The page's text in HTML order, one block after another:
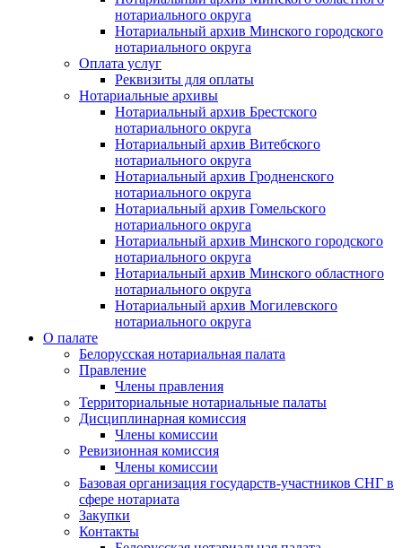
нотариального округа
Нотариальный архив Минского городского
нотариального округа
Оплата услуг
Реквизиты для оплаты
Нотариальные архивы
Нотариальный архив Брестского
нотариального округа
Нотариальный архив Витебского
нотариального округа
Нотариальный архив Гродненского
нотариального округа
Нотариальный архив Гомельского
нотариального округа
Нотариальный архив Минского городского
нотариального округа
Нотариальный архив Минского областного
нотариального округа
Нотариальный архив Могилевского
нотариального округа
О палате
Белорусская нотариальная палата
Правление
Члены правления
Территориальные нотариальные палаты
Дисциплинарная комиссия
Члены комиссии
Ревизионная комиссия
Члены комиссии
Базовая организация государств-участников СНГ в
сфере нотариата
Закупки
Контакты